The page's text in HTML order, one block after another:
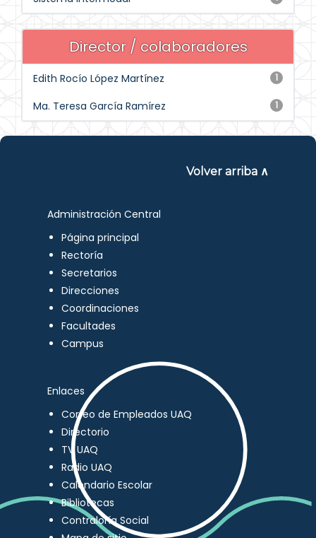
Director / colaboradores
1
Edith Rocío López Martínez
1
Ma. Teresa García Ramírez
Volver arriba ∧
Administración Central
Página principal
Rectoría
Secretarios
Direcciones
Coordinaciones
Facultades
Campus
Enlaces
Correo de Empleados UAQ
Directorio
TV UAQ
Radio UAQ
Calendario Escolar
Bibliotecas
Contraloría Social